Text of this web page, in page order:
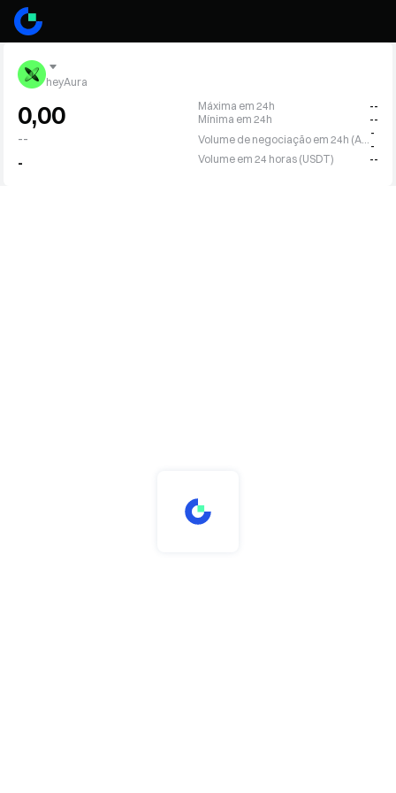
heyAura
0,00
--
-
Máxima em 24h
--
Mínima em 24h
--
-
-
Volume em 24 horas (USDT)
--